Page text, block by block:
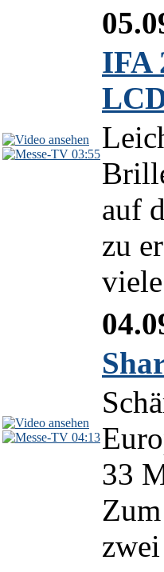
03:55
IFA
auf
zu
04:13
33